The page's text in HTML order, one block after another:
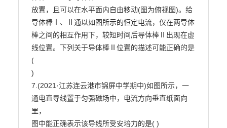
放置，且可以在水平面内自由移动(图为俯视图)。给
导体棒Ⅰ、Ⅱ通以如图所示的恒定电流，仅在两导体
棒之间的相互作用下，较短时间后导体棒Ⅱ出现在虚
线位置。下列关于导体棒Ⅱ位置的描述可能正确的是
(
)
7.(2021·江苏连云港市锦屏中学期中)如图所示，一
通电直导线置于匀强磁场中，电流方向垂直纸面向
里，
图中能正确表示该导线所受安培力的是( )